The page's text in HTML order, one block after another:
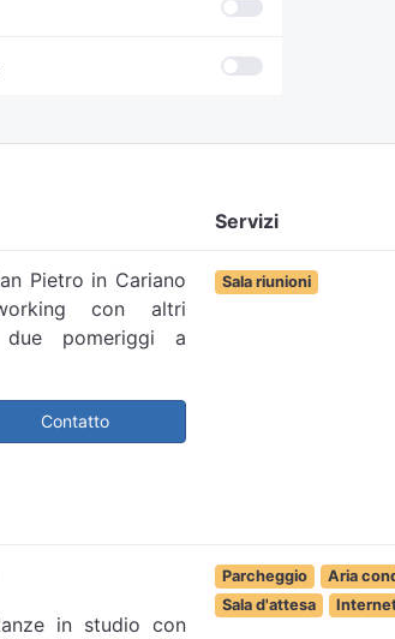
Servizi
Pietro in Cariano
con altri
due pomeriggi a
Contatto
Sala riunioni
in studio con
Parcheggio Aria
Sala d'attesa